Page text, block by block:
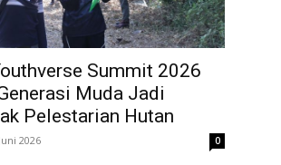
Summit 2026
Muda Jadi
Pelestarian Hutan
2026 0